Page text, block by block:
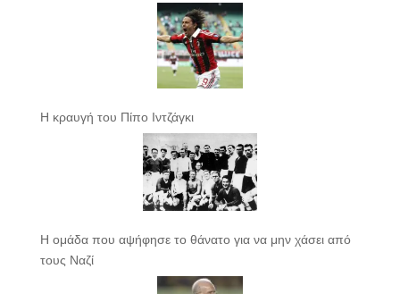
Η κραυγή του Πίπο Ιντζάγκι
Η ομάδα που αψήφησε το θάνατο για να μην χάσει από
τους Ναζί